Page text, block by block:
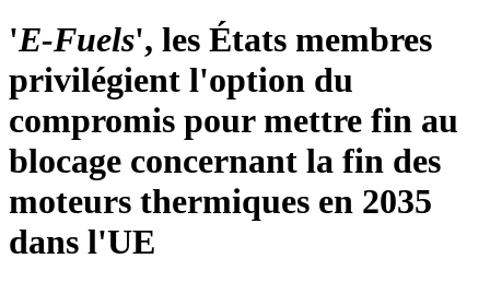
'E-Fuels', les États membres
privilégient l'option du
compromis pour mettre fin au
blocage concernant la fin des
moteurs thermiques en 2035
dans l'UE